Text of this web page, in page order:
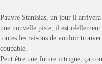
Pauvre Stanislas, un jour il
une nouvelle piste, il est
toutes les raisons de vouloir
coupable.
Peut être une future intrigue, ça